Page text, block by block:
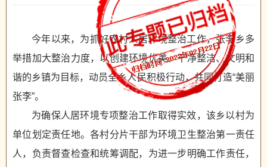
今年以来，为抓好农村人居环境整治工作，张李乡多
举措加大整治力度，以创建环境优美、干净整洁、文明和
谐的乡镇为目标，动员全乡人民积极行动，共同打造“美丽
张李”。
为确保人居环境专项整治工作取得实效，该乡以村为
单位划定责任地。各村分片干部为环境卫生整治第一责任
人，负责督查检查和统筹调配，为进一步明确工作责任，